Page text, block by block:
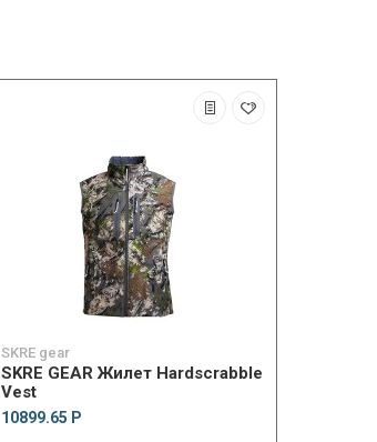
SKRE gear
SKRE GEAR Жилет Hardscrabble
Vest
10899.65 Р